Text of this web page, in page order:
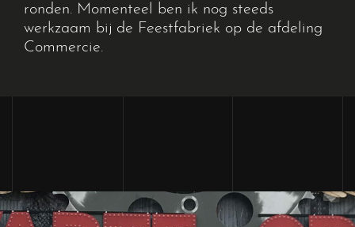
ronden. Momenteel ben ik nog steeds
werkzaam bij de Feestfabriek op de afdeling
Commercie.